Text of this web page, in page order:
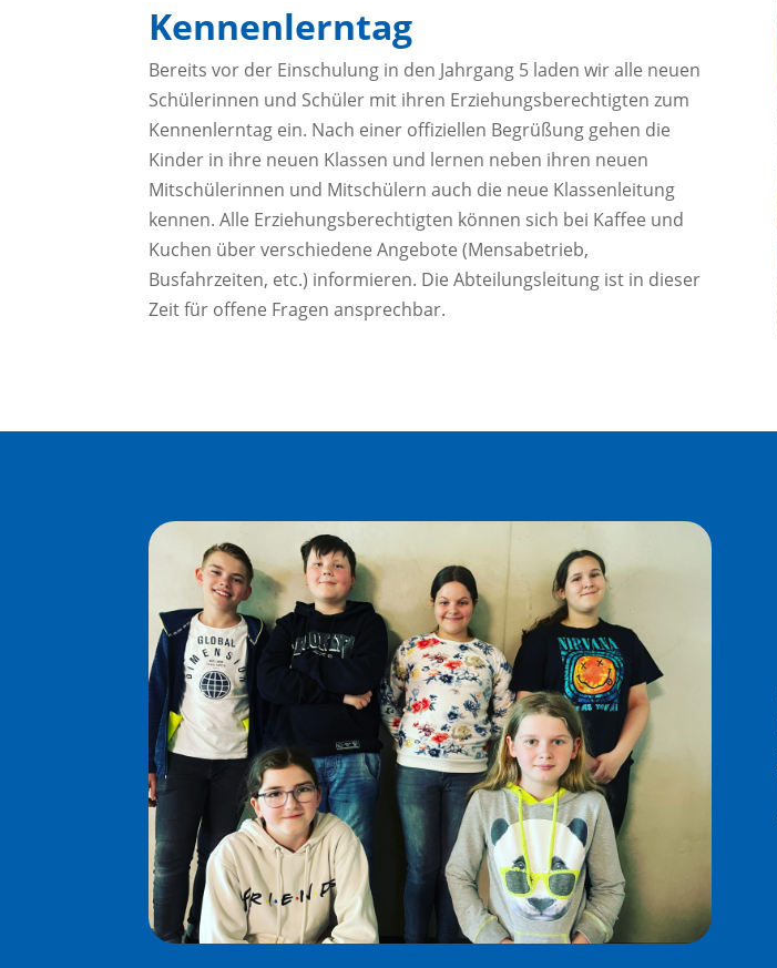
Kennenlerntag
Bereits vor der Einschulung in den Jahrgang 5 laden wir alle neuen
Schülerinnen und Schüler mit ihren Erziehungsberechtigten zum
Kennenlerntag ein. Nach einer offiziellen Begrüßung gehen die
Kinder in ihre neuen Klassen und lernen neben ihren neuen
Mitschülerinnen und Mitschülern auch die neue Klassenleitung
kennen. Alle Erziehungsberechtigten können sich bei Kaffee und
Kuchen über verschiedene Angebote (Mensabetrieb,
Busfahrzeiten, etc.) informieren. Die Abteilungsleitung ist in dieser
Zeit für offene Fragen ansprechbar.